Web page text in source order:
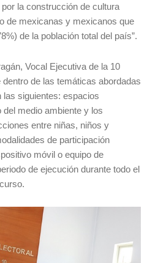
la construcción de cultura
de mexicanas y mexicanos que
de la población total del país”.
Vocal Ejecutiva de la 10
de las temáticas abordadas
siguientes: espacios
medio ambiente y los
entre niñas, niños y
de participación
móvil o equipo de
de ejecución durante todo el